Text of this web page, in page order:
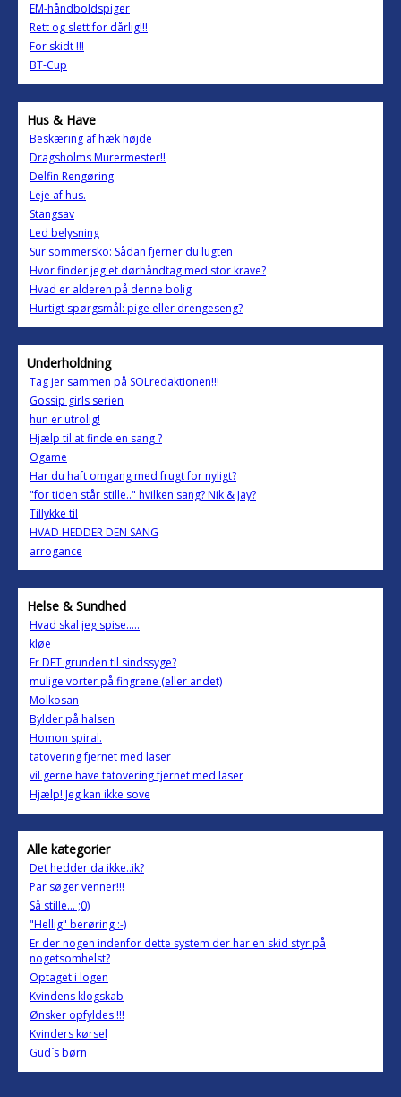
EM-håndboldspiger
Rett og slett for dårlig!!!
For skidt !!!
BT-Cup
Hus & Have
Beskæring af hæk højde
Dragsholms Murermester!!
Delfin Rengøring
Leje af hus.
Stangsav
Led belysning
Sur sommersko: Sådan fjerner du lugten
Hvor finder jeg et dørhåndtag med stor krave?
Hvad er alderen på denne bolig
Hurtigt spørgsmål: pige eller drengeseng?
Underholdning
Tag jer sammen på SOLredaktionen!!!
Gossip girls serien
hun er utrolig!
Hjælp til at finde en sang ?
Ogame
Har du haft omgang med frugt for nyligt?
"for tiden står stille.." hvilken sang? Nik & Jay?
Tillykke til
HVAD HEDDER DEN SANG
arrogance
Helse & Sundhed
Hvad skal jeg spise.....
kløe
Er DET grunden til sindssyge?
mulige vorter på fingrene (eller andet)
Molkosan
Bylder på halsen
Homon spiral.
tatovering fjernet med laser
vil gerne have tatovering fjernet med laser
Hjælp! Jeg kan ikke sove
Alle kategorier
Det hedder da ikke..ik?
Par søger venner!!!
Så stille... ;0)
"Hellig" berøring :-)
Er der nogen indenfor dette system der har en skid styr på
nogetsomhelst?
Optaget i logen
Kvindens klogskab
Ønsker opfyldes !!!
Kvinders kørsel
Gud´s børn